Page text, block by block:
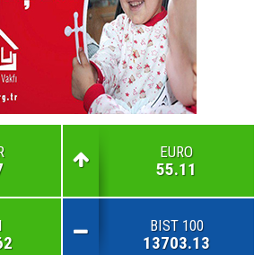
EURO
55.11
BIST 100
13703.13